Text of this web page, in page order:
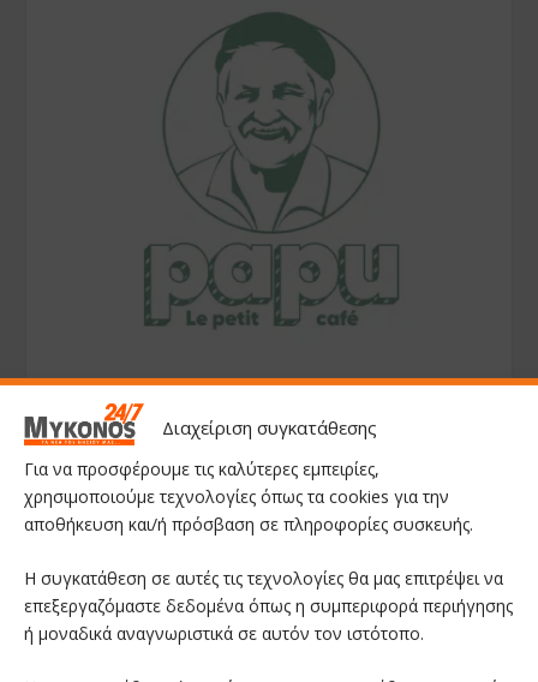
Διαχείριση συγκατάθεσης
Για να προσφέρουμε τις καλύτερες εμπειρίες,
χρησιμοποιούμε τεχνολογίες όπως τα cookies για την
αποθήκευση και/ή πρόσβαση σε πληροφορίες συσκευής.
Η συγκατάθεση σε αυτές τις τεχνολογίες θα μας επιτρέψει να
επεξεργαζόμαστε δεδομένα όπως η συμπεριφορά περιήγησης
ή μοναδικά αναγνωριστικά σε αυτόν τον ιστότοπο.